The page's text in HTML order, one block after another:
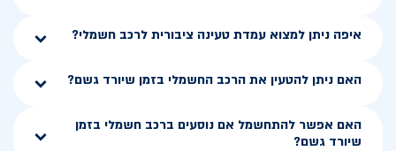
איפה ניתן למצוא עמדת טעינה ציבורית לרכב חשמלי?
האם ניתן להטעין את הרכב החשמלי בזמן שיורד גשם?
האם אפשר להתחשמל אם נוסעים ברכב חשמלי בזמן
שיורד גשם?